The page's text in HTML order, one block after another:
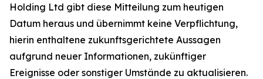
Holding Ltd gibt diese Mitteilung zum heutigen
Datum heraus und übernimmt keine Verpflichtung,
hierin enthaltene zukunftsgerichtete Aussagen
aufgrund neuer Informationen, zukünftiger
Ereignisse oder sonstiger Umstände zu aktualisieren.